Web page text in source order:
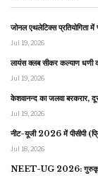
जोनल एथलेटिक्स प्रतियोगिता
Jul 19, 2026
लायंस क्लब सीकर कल्याण धणी
Jul 19, 2026
केशवानन्द का जलवा बरकरार,
Jul 19, 2026
नीट-यूजी 2026 में पीसीपी
Jul 18, 2026
NEET-UG 2026: गुरुकृपा